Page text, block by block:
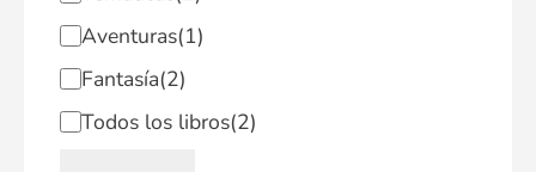
Aventuras(1)
Fantasía(2)
Todos los libros(2)